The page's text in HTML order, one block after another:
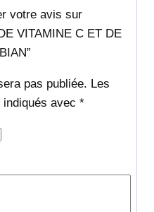
votre avis sur
VITAMINE C ET DE
pas publiée. Les
avec *